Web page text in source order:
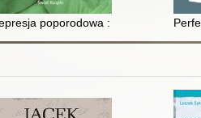
program ćwiczeń pozwalający
poporodowa : możesz z nią